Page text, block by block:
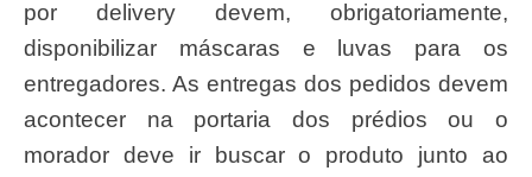
por delivery devem, obrigatoriamente,
disponibilizar máscaras e luvas para os
entregadores. As entregas dos pedidos devem
acontecer na portaria dos prédios ou o
morador deve ir buscar o produto junto ao